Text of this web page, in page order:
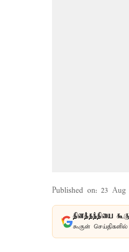
Published on: 23 Aug
தினத்தந்தியை
கூகுள்